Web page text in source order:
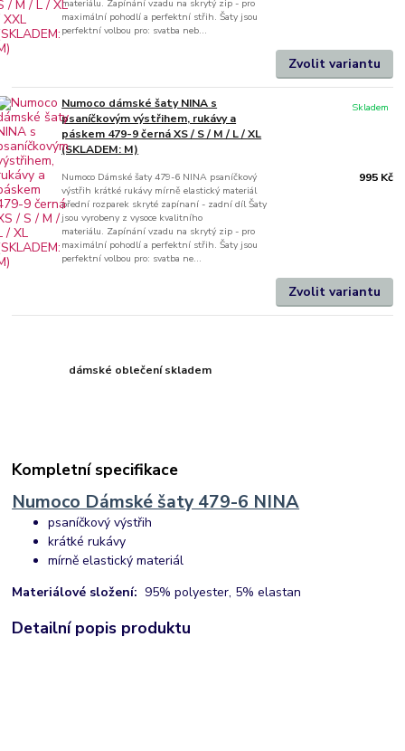
materiálu. Zapínání vzadu na skrytý zip - pro
maximální pohodlí a perfektní střih. Šaty jsou
perfektní volbou pro: svatba neb...
Zvolit variantu
Numoco dámské šaty NINA s
psaníčkovým výstřihem, rukávy a
páskem 479-9 černá XS / S / M / L / XL
(SKLADEM: M)
Numoco Dámské šaty 479-6 NINA psaníčkový
výstřih krátké rukávy mírně elastický materiál
přední rozparek skryté zapínaní - zadní díl Šaty
jsou vyrobeny z vysoce kvalitního
materiálu. Zapínání vzadu na skrytý zip - pro
maximální pohodlí a perfektní střih. Šaty jsou
perfektní volbou pro: svatba ne...
995 Kč
Skladem
Zvolit variantu
dámské oblečení skladem
Kompletní specifikace
Numoco Dámské šaty 479-6 NINA
psaníčkový výstřih
krátké rukávy
mírně elastický materiál
Materiálové složení: 95% polyester, 5% elastan
Detailní popis produktu